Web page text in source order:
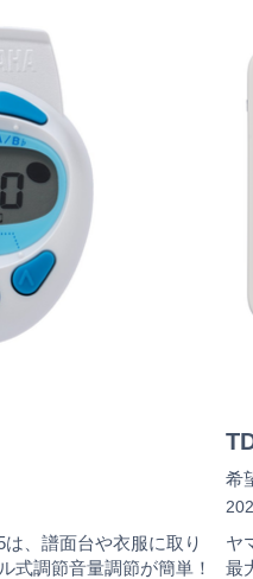
、譜面台や衣服に取り
式調節音量調節が簡単！
希
ヤ
最